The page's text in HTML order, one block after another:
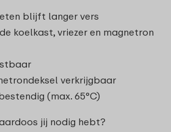
blijft langer vers
koelkast, vriezer en magnetron
verkrijgbaar
(max. 65°C)
jij nodig hebt?